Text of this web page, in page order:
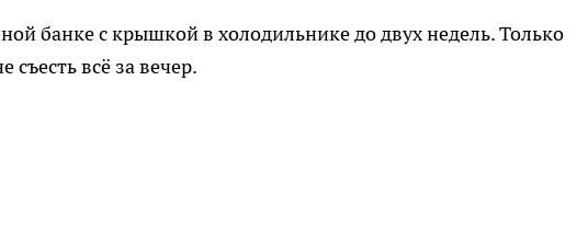
банке с крышкой в холодильнике до двух недель. Только
съесть всё за вечер.